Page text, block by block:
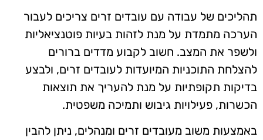
תהליכים של עבודה עם עובדים זרים צריכים לעבור
הערכה מתמדת על מנת לזהות בעיות פוטנציאליות
ולשפר את המצב. חשוב לקבוע מדדים ברורים
להצלחת התוכניות המיועדות לעובדים זרים, ולבצע
בדיקות תקופתיות על מנת להעריך את תוצאות
הכשרות, פעילויות גיבוש ותמיכה משפטית.
באמצעות משוב מעובדים זרים ומנהלים, ניתן להבין